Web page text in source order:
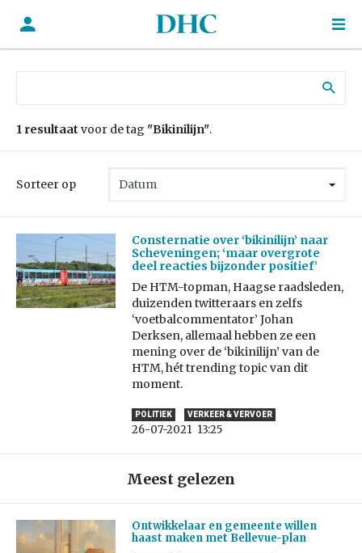
1 resultaat voor de tag "Bikinilijn".
Sorteer op
Consternatie over ‘bikinilijn’ naar
Scheveningen; ‘maar overgrote
deel reacties bijzonder positief’
De HTM-topman, Haagse raadsleden,
duizenden twitteraars en zelfs
‘voetbalcommentator’ Johan
Derksen, allemaal hebben ze een
mening over de ‘bikinilijn’ van de
HTM, hét trending topic van dit
moment.
POLITIEK VERKEER & VERVOER
26-07-2021 13:25
Meest gelezen
Ontwikkelaar en gemeente willen
haast maken met Bellevue-plan